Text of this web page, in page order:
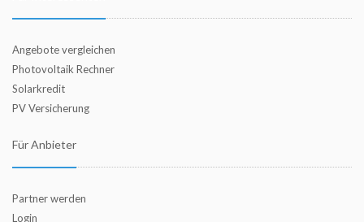
Angebote vergleichen
Photovoltaik Rechner
Solarkredit
PV Versicherung
Für Anbieter
Partner werden
Login